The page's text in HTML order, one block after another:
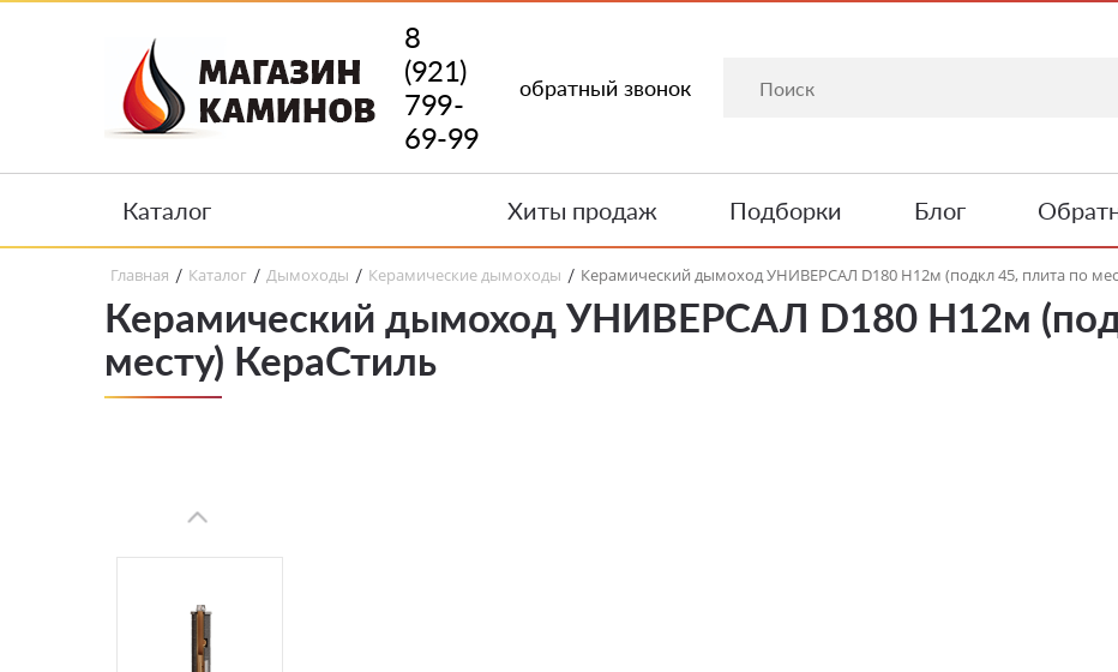
8
(921)
799-
69-99
обратный звонок
Каталог Хиты продаж Подборки Блог
Главная / Каталог / Дымоходы / Керамические дымоходы / Керамический дымоход УНИВЕРСАЛ D180 H12м (подкл 45, плита по
Керамический дымоход УНИВЕРСАЛ D180 H12м
месту) КераСтиль